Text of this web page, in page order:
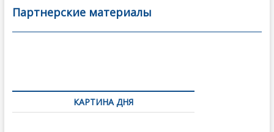
b
o
er l
а
в
Партнерские материалы
по
записямКАРТИНА ДНЯ